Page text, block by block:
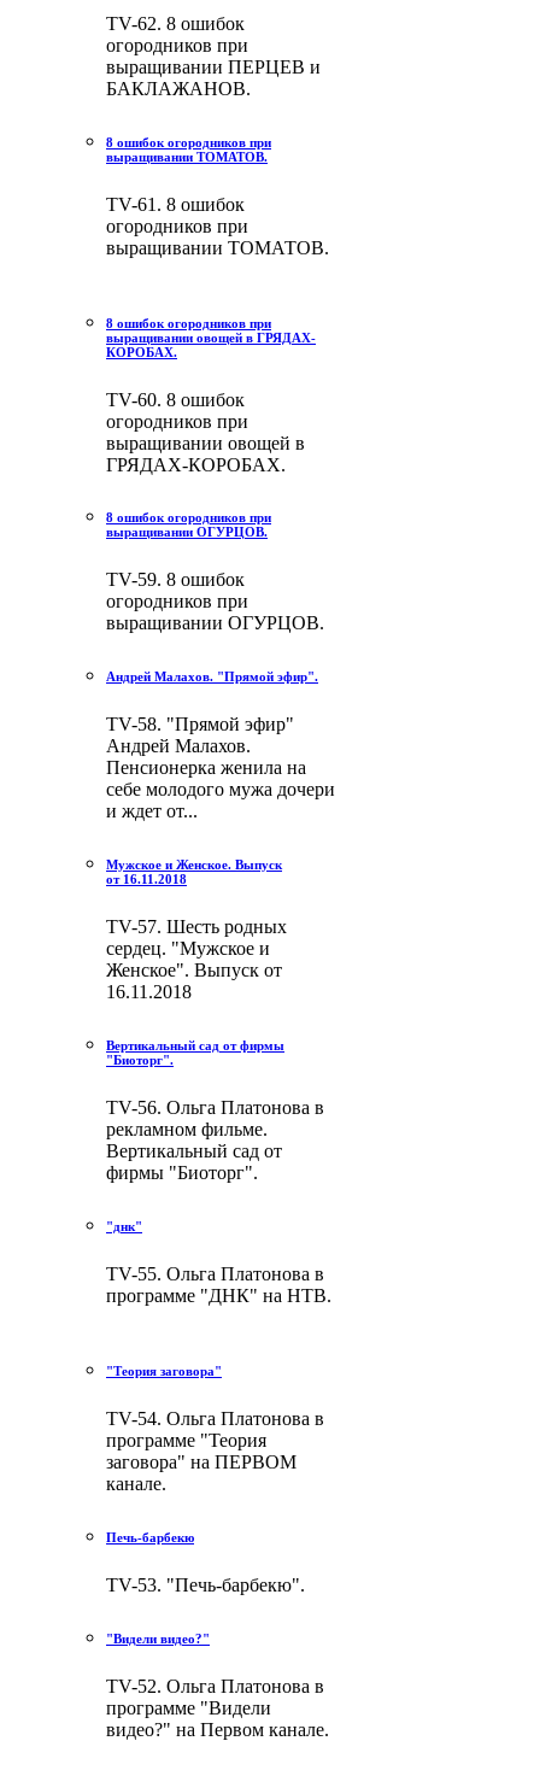
TV-62. 8 ошибок
огородников при
выращивании ПЕРЦЕВ и
БАКЛАЖАНОВ.
8 ошибок огородников при
выращивании ТОМАТОВ.
TV-61. 8 ошибок
огородников при
выращивании ТОМАТОВ.
8 ошибок огородников при
выращивании овощей в ГРЯДАХ-
КОРОБАХ.
TV-60. 8 ошибок
огородников при
выращивании овощей в
ГРЯДАХ-КОРОБАХ.
8 ошибок огородников при
выращивании ОГУРЦОВ.
TV-59. 8 ошибок
огородников при
выращивании ОГУРЦОВ.
Андрей Малахов. "Прямой эфир".
TV-58. "Прямой эфир"
Андрей Малахов.
Пенсионерка женила на
себе молодого мужа дочери
и ждет от...
Мужское и Женское. Выпуск
от 16.11.2018
TV-57. Шесть родных
сердец. "Мужское и
Женское". Выпуск от
16.11.2018
Вертикальный сад от фирмы
"Биоторг".
TV-56. Ольга Платонова в
рекламном фильме.
Вертикальный сад от
фирмы "Биоторг".
"днк"
TV-55. Ольга Платонова в
программе "ДНК" на НТВ.
"Теория заговора"
TV-54. Ольга Платонова в
программе "Теория
заговора" на ПЕРВОМ
канале.
Печь-барбекю
TV-53. "Печь-барбекю".
"Видели видео?"
TV-52. Ольга Платонова в
программе "Видели
видео?" на Первом канале.